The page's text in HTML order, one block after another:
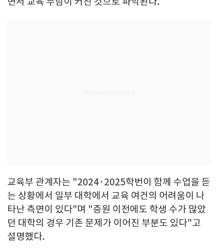
교육부 관계자는 "2024·2025학번이 함께 수업을 듣
는 상황에서 일부 대학에서 교육 여건의 어려움이 나
타난 측면이 있다"며 "증원 이전에도 학생 수가 많았
던 대학의 경우 기존 문제가 이어진 부분도 있다"고
설명했다.